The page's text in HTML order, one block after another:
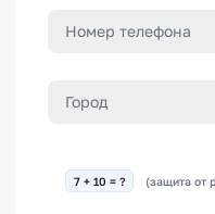
7 + 10 = ? (защита от